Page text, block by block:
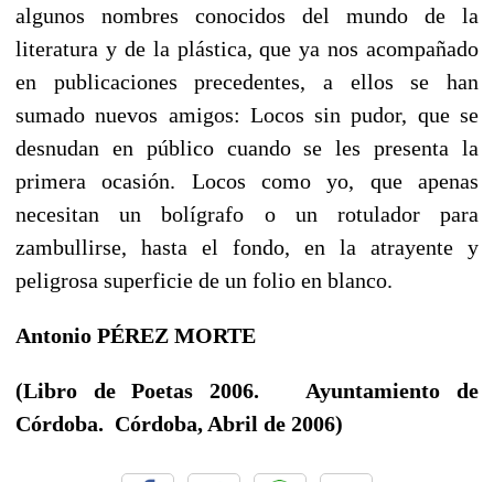
algunos nombres conocidos del mundo de la
literatura y de la plástica, que ya nos acompañado
en publicaciones precedentes, a ellos se han
sumado nuevos amigos: Locos sin pudor, que se
desnudan en público cuando se les presenta la
primera ocasión. Locos como yo, que apenas
necesitan un bolígrafo o un rotulador para
zambullirse, hasta el fondo, en la atrayente y
peligrosa superficie de un folio en blanco.
Antonio PÉREZ MORTE
(Libro de Poetas 2006. Ayuntamiento de
Córdoba. Córdoba, Abril de 2006)